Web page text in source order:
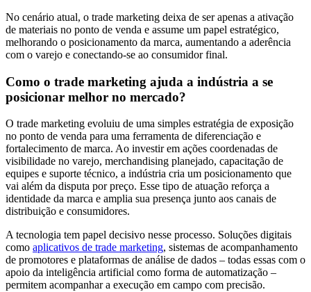
No cenário atual, o trade marketing deixa de ser apenas a ativação
de materiais no ponto de venda e assume um papel estratégico,
melhorando o posicionamento da marca, aumentando a aderência
com o varejo e conectando-se ao consumidor final.
Como o trade marketing ajuda a indústria a se
posicionar melhor no mercado?
O trade marketing evoluiu de uma simples estratégia de exposição
no ponto de venda para uma ferramenta de diferenciação e
fortalecimento de marca. Ao investir em ações coordenadas de
visibilidade no varejo, merchandising planejado, capacitação de
equipes e suporte técnico, a indústria cria um posicionamento que
vai além da disputa por preço. Esse tipo de atuação reforça a
identidade da marca e amplia sua presença junto aos canais de
distribuição e consumidores.
A tecnologia tem papel decisivo nesse processo. Soluções digitais
como aplicativos de trade marketing, sistemas de acompanhamento
de promotores e plataformas de análise de dados – todas essas com o
apoio da inteligência artificial como forma de automatização –
permitem acompanhar a execução em campo com precisão.